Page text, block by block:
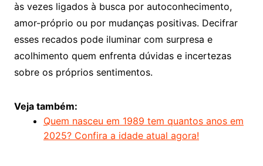
às vezes ligados à busca por autoconhecimento,
amor-próprio ou por mudanças positivas. Decifrar
esses recados pode iluminar com surpresa e
acolhimento quem enfrenta dúvidas e incertezas
sobre os próprios sentimentos.
Veja também:
Quem nasceu em 1989 tem quantos anos em
2025? Confira a idade atual agora!